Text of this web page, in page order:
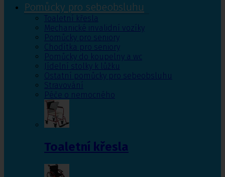
Pomůcky pro sebeobsluhu
Toaletní křesla
Mechanické invalidní vozíky
Pomůcky pro seniory
Chodítka pro seniory
Pomůcky do koupelny a wc
Jídelní stolky k lůžku
Ostatní pomůcky pro sebeobsluhu
Stravování
Péče o nemocného
Toaletní křesla